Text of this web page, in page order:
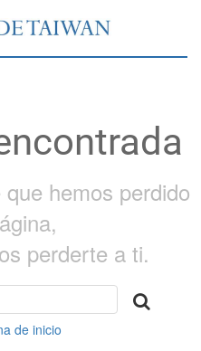
hemos perdido
perderte a ti.
de inicio